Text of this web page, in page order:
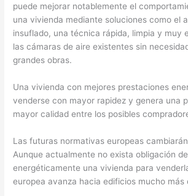
puede mejorar notablemente el
una vivienda mediante soluciones como el
insuflado, una técnica rápida, limpia y muy
las cámaras de aire existentes sin
grandes obras.
Una vivienda con mejores prestaciones
venderse con mayor rapidez y genera una
mayor calidad entre los posibles
Las futuras normativas europeas
Aunque actualmente no exista obligación
energéticamente una vivienda para
europea avanza hacia edificios mucho más